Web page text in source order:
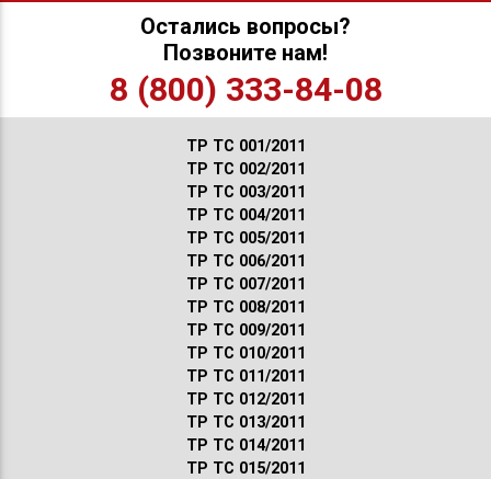
Остались вопросы?
Позвоните нам!
8 (800) 333-84-08
ТР ТС 001/2011
ТР ТС 002/2011
ТР ТС 003/2011
ТР ТС 004/2011
ТР ТС 005/2011
ТР ТС 006/2011
ТР ТС 007/2011
ТР ТС 008/2011
ТР ТС 009/2011
ТР ТС 010/2011
ТР ТС 011/2011
ТР ТС 012/2011
ТР ТС 013/2011
ТР ТС 014/2011
ТР ТС 015/2011